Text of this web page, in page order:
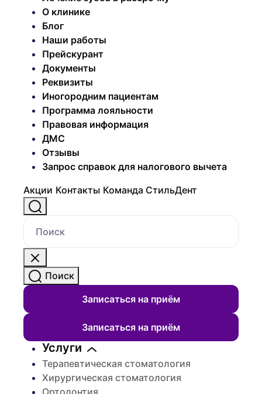
О клинике
Блог
Наши работы
Прейскурант
Документы
Реквизиты
Иногородним пациентам
Программа лояльности
Правовая информация
ДМС
Отзывы
Запрос справок для налогового вычета
Акции Контакты Команда СтильДент
Поиск
Поиск
Записаться на приём
Записаться на приём
Услуги
Терапевтическая стоматология
Хирургическая стоматология